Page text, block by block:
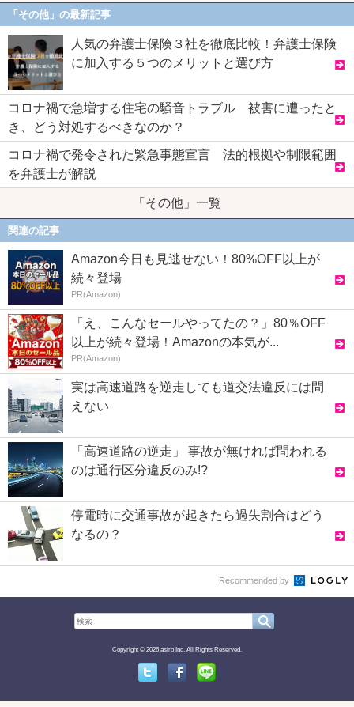
「その他」の最新記事
人気の弁護士保険３社を徹底比較！弁護士保険
に加入する５つのメリットと選び方
コロナ禍で急増する住宅の騒音トラブル 被害に遭ったと
き、どう対処するべきなのか？
コロナ禍で発令された緊急事態宣言 法的根拠や制限範囲
を弁護士が解説
「その他」一覧
関連の記事
Amazon今日も見逃せない！80%OFF以上が
続々登場
PR(Amazon)
「え、こんなセールやってたの？」80％OFF
以上が続々登場！Amazonの本気が...
PR(Amazon)
実は高速道路を逆走しても道交法違反には問
えない
「高速道路の逆走」 事故が無ければ問われる
のは通行区分違反のみ!?
停電時に交通事故が起きたら過失割合はどう
なるの？
Recommended by
Copyright © 2026 asiro Inc. All Rights Reserved.